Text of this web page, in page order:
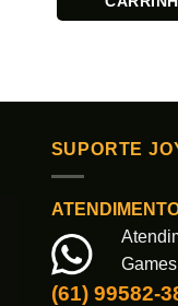
SUPORTE
Games
(61) 99582-